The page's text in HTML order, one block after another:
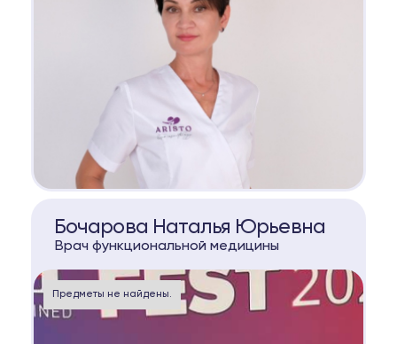
Бочарова Наталья Юрьевна
Врач функциональной медицины
Предметы не найдены.